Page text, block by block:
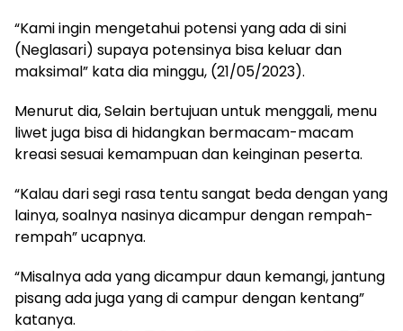
“Kami ingin mengetahui potensi yang ada di sini
(Neglasari) supaya potensinya bisa keluar dan
maksimal” kata dia minggu, (21/05/2023).
Menurut dia, Selain bertujuan untuk menggali, menu
liwet juga bisa di hidangkan bermacam-macam
kreasi sesuai kemampuan dan keinginan peserta.
“Kalau dari segi rasa tentu sangat beda dengan yang
lainya, soalnya nasinya dicampur dengan rempah-
rempah” ucapnya.
“Misalnya ada yang dicampur daun kemangi, jantung
pisang ada juga yang di campur dengan kentang”
katanya.